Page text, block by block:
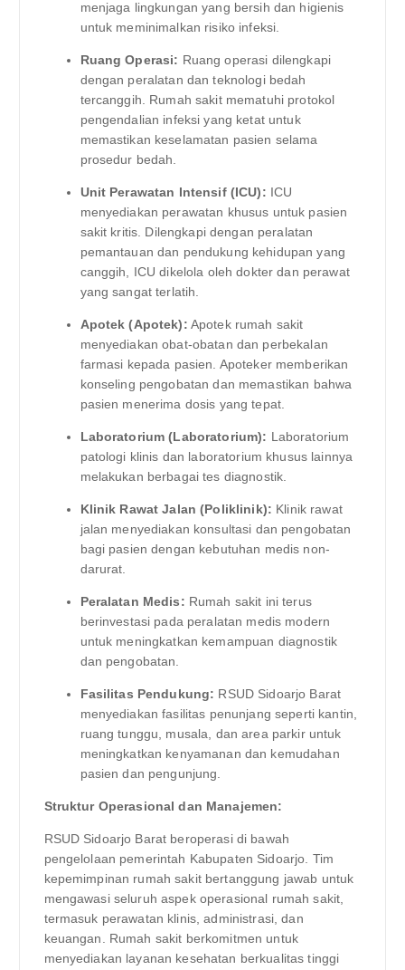
menjaga lingkungan yang bersih dan higienis
untuk meminimalkan risiko infeksi.
Ruang Operasi: Ruang operasi dilengkapi
dengan peralatan dan teknologi bedah
tercanggih. Rumah sakit mematuhi protokol
pengendalian infeksi yang ketat untuk
memastikan keselamatan pasien selama
prosedur bedah.
Unit Perawatan Intensif (ICU): ICU
menyediakan perawatan khusus untuk pasien
sakit kritis. Dilengkapi dengan peralatan
pemantauan dan pendukung kehidupan yang
canggih, ICU dikelola oleh dokter dan perawat
yang sangat terlatih.
Apotek (Apotek): Apotek rumah sakit
menyediakan obat-obatan dan perbekalan
farmasi kepada pasien. Apoteker memberikan
konseling pengobatan dan memastikan bahwa
pasien menerima dosis yang tepat.
Laboratorium (Laboratorium): Laboratorium
patologi klinis dan laboratorium khusus lainnya
melakukan berbagai tes diagnostik.
Klinik Rawat Jalan (Poliklinik): Klinik rawat
jalan menyediakan konsultasi dan pengobatan
bagi pasien dengan kebutuhan medis non-
darurat.
Peralatan Medis: Rumah sakit ini terus
berinvestasi pada peralatan medis modern
untuk meningkatkan kemampuan diagnostik
dan pengobatan.
Fasilitas Pendukung: RSUD Sidoarjo Barat
menyediakan fasilitas penunjang seperti kantin,
ruang tunggu, musala, dan area parkir untuk
meningkatkan kenyamanan dan kemudahan
pasien dan pengunjung.
Struktur Operasional dan Manajemen:
RSUD Sidoarjo Barat beroperasi di bawah
pengelolaan pemerintah Kabupaten Sidoarjo. Tim
kepemimpinan rumah sakit bertanggung jawab untuk
mengawasi seluruh aspek operasional rumah sakit,
termasuk perawatan klinis, administrasi, dan
keuangan. Rumah sakit berkomitmen untuk
menyediakan layanan kesehatan berkualitas tinggi